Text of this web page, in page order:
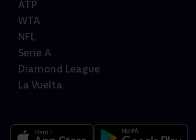
ATP
WTA
NFL
Serie A
Diamond League
La Vuelta